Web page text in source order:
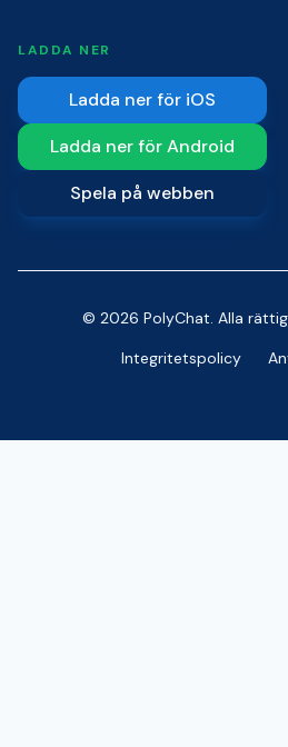
LADDA NER
Ladda ner för iOS
Ladda ner för Android
Spela på webben
© 2026 PolyChat. Alla
Integritetspolicy